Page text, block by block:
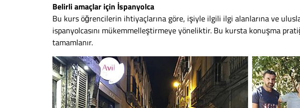
Belirli amaçlar için İspanyolca
Bu kurs öğrencilerin ihtiyaçlarına göre, işiyle ilgili ilgi alanlarına ve
ispanyolcasını mükemmelleştirmeye yöneliktir. Bu kursta konuşma
tamamlanır.